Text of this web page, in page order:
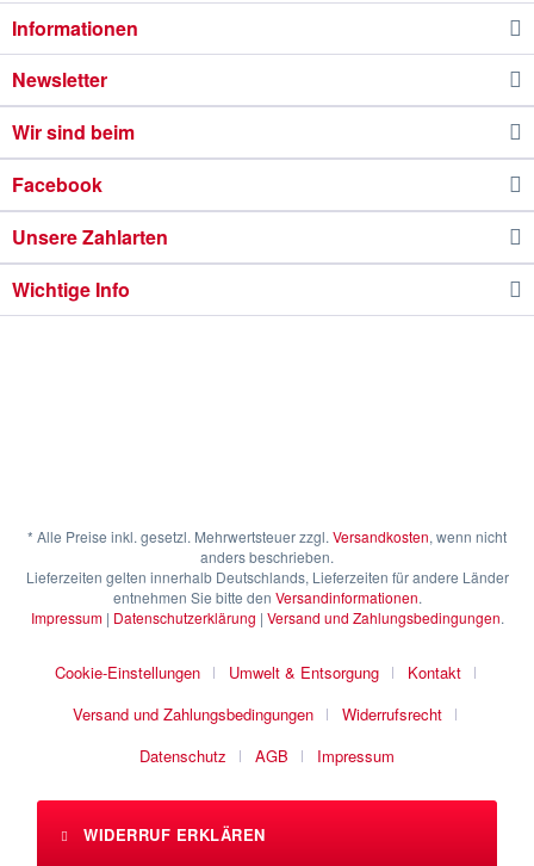
Informationen
Newsletter
Wir sind beim
Facebook
Unsere Zahlarten
Wichtige Info
* Alle Preise inkl. gesetzl. Mehrwertsteuer zzgl. Versandkosten, wenn nicht
anders beschrieben.
Lieferzeiten gelten innerhalb Deutschlands, Lieferzeiten für andere Länder
entnehmen Sie bitte den Versandinformationen.
Impressum| Datenschutzerklärung | Versand und Zahlungsbedingungen.
Cookie-Einstellungen Umwelt & Entsorgung
Kontakt
Versand und Zahlungsbedingungen
Widerrufsrecht
Datenschutz
AGB Impressum
WIDERRUF ERKLÄREN